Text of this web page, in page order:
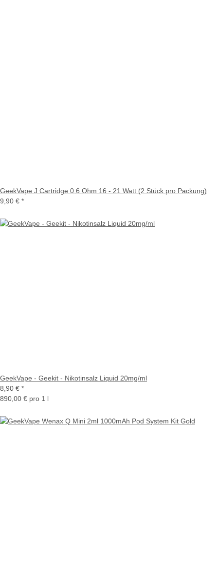
GeekVape J Cartridge 0,6 Ohm 16 - 21 Watt (2 Stück pro Packung)
9,90 € *
GeekVape - Geekit - Nikotinsalz Liquid 20mg/ml
8,90 € *
890,00 € pro 1 l